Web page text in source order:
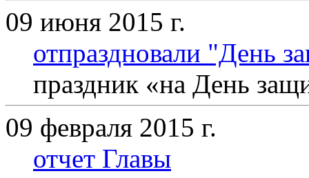
09 июня 2015 г.
отпраздновали "День
праздник «на День
09 февраля 2015 г.
отчет Главы